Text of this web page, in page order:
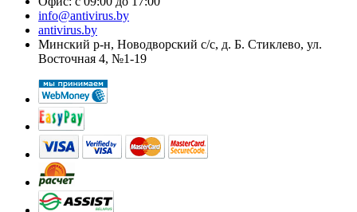
info@antivirus.by
antivirus.by
Минский р-н, Новодворский с/с, д. Б. Стиклево, ул.
Восточная 4, №1-19